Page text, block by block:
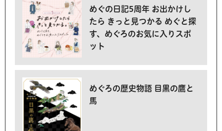
めぐの日記5周年 お出かけし
たら きっと見つかる めぐと探
す、めぐろのお気に入りスポ
ット
めぐろの歴史物語 目黒の鷹と
馬